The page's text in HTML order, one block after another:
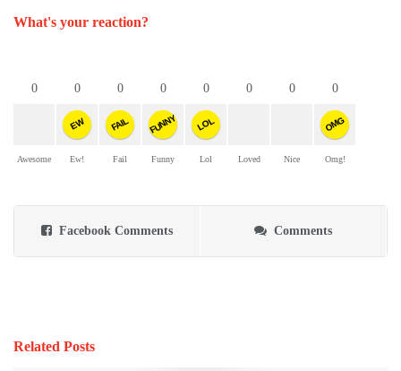
What's your reaction?
0
Awesome
0
EW
Ew!
0
FAIL
Fail
0
FUNNY
Funny
0
LOL
Lol
0
Loved
0
Nice
0
OMG
Omg!
Facebook Comments Comments
Related Posts